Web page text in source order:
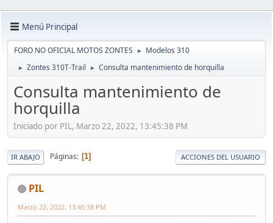
Menú Principal
FORO NO OFICIAL MOTOS ZONTES ► Modelos 310
► Zontes 310T-Trail ► Consulta mantenimiento de horquilla
Consulta mantenimiento de
horquilla
Iniciado por PIL, Marzo 22, 2022, 13:45:38 PM
IR ABAJO Páginas 1 ACCIONES DEL USUARIO
PIL
Marzo 22, 2022, 13:45:38 PM